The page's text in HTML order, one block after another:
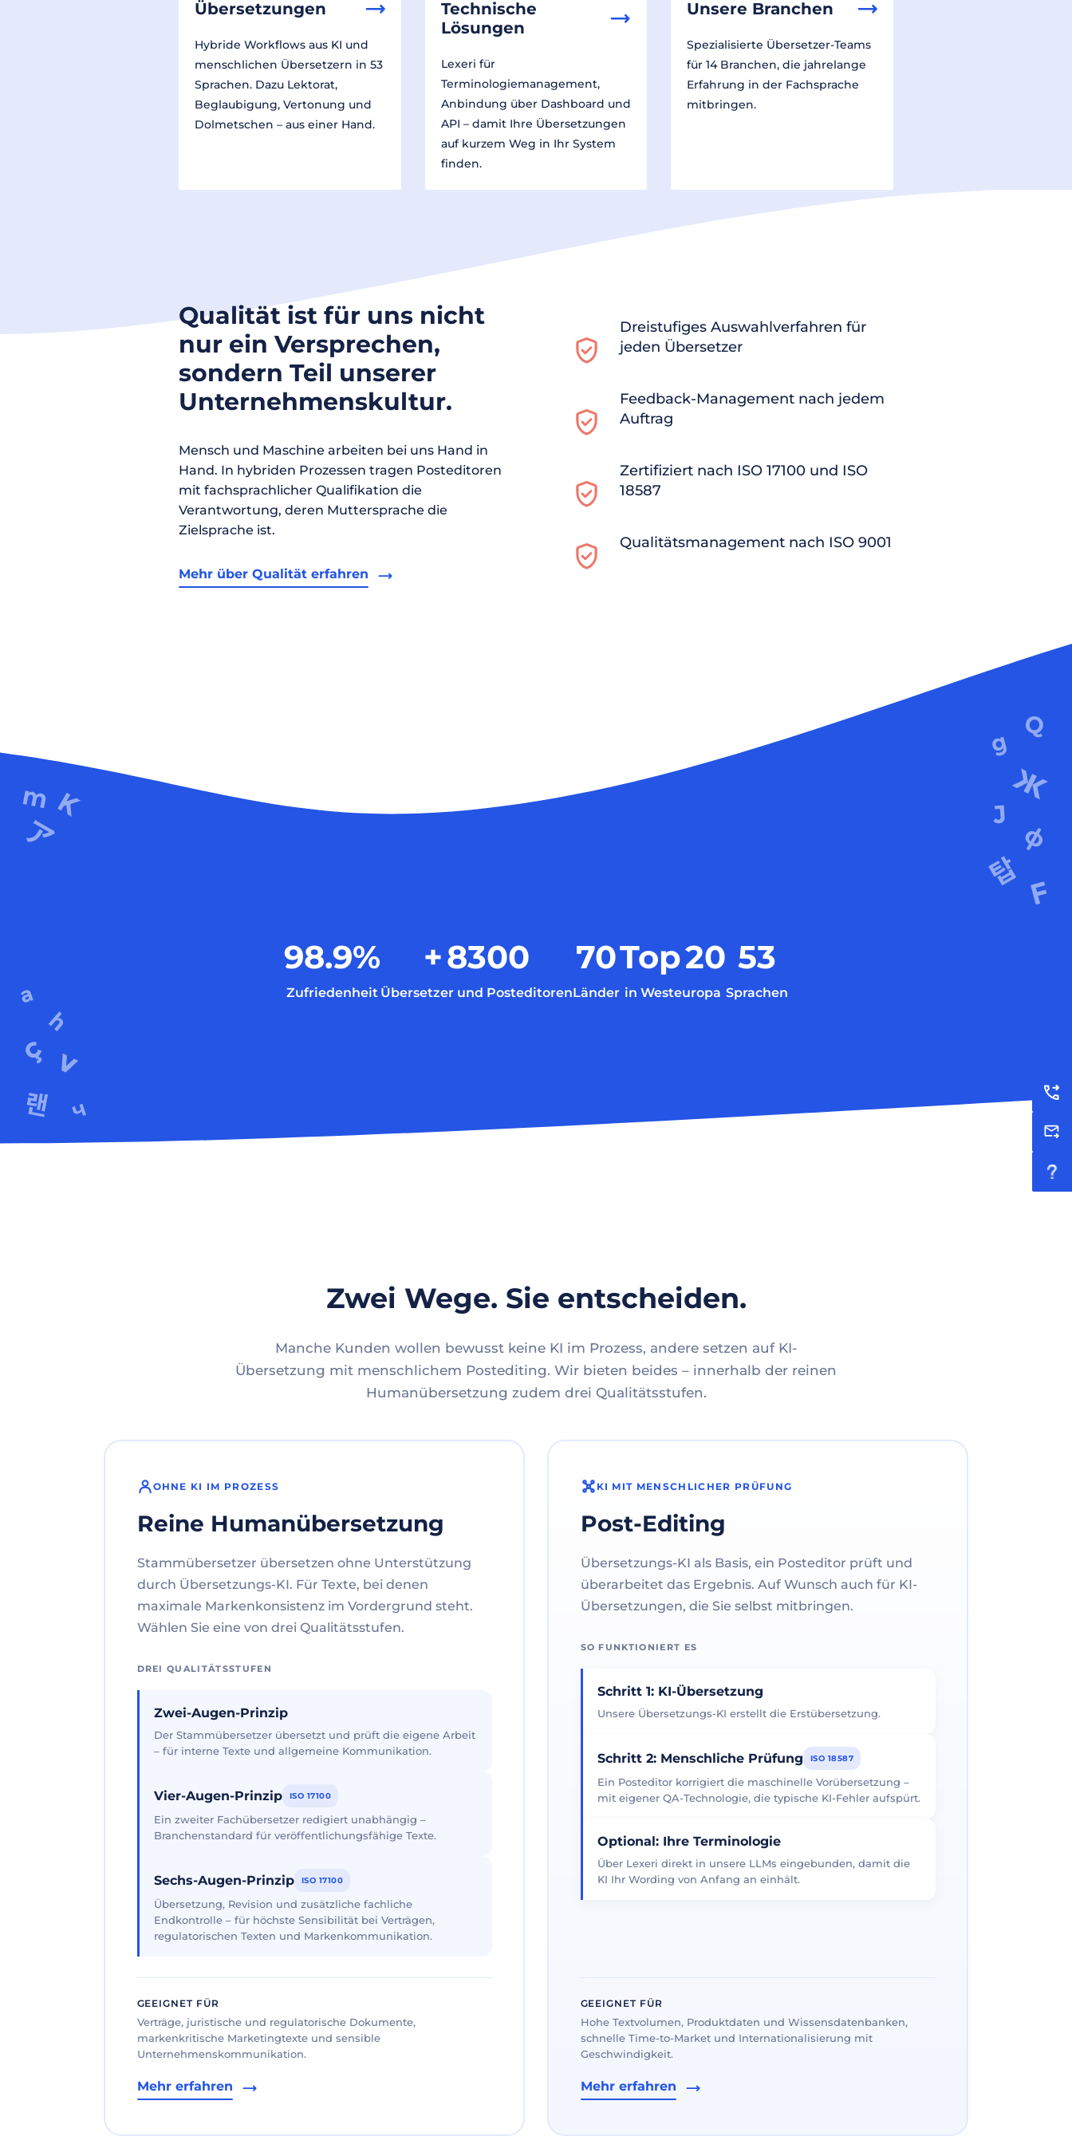
Übersetzungen
Hybride Workflows aus KI und
menschlichen Übersetzern in 53
Sprachen. Dazu Lektorat,
Beglaubigung, Vertonung und
Dolmetschen – aus einer Hand.
Technische
Lösungen
Lexeri für
Terminologiemanagement,
Anbindung über Dashboard und
API – damit Ihre Übersetzungen
auf kurzem Weg in Ihr System
finden.
Unsere Branchen
Spezialisierte Übersetzer-Teams
für 14 Branchen, die jahrelange
Erfahrung in der Fachsprache
mitbringen.
Qualität ist für uns nicht
nur ein Versprechen,
sondern Teil unserer
Unternehmenskultur.
Mensch und Maschine arbeiten bei uns Hand in
Hand. In hybriden Prozessen tragen Posteditoren
mit fachsprachlicher Qualifikation die
Verantwortung, deren Muttersprache die
Zielsprache ist.
Mehr über Qualität erfahren
Dreistufiges Auswahlverfahren für
jeden Übersetzer
Feedback-Management nach jedem
Auftrag
Zertifiziert nach ISO 17100 und ISO
18587
Qualitätsmanagement nach ISO 9001
98.9%
Zufriedenheit
+8300
Übersetzer und Posteditoren
70
Länder
Top20
in Westeuropa
53
Sprachen
Zwei Wege. Sie entscheiden.
Manche Kunden wollen bewusst keine KI im Prozess, andere setzen auf KI-
Übersetzung mit menschlichem Postediting. Wir bieten beides – innerhalb der reinen
Humanübersetzung zudem drei Qualitätsstufen.
OHNE KI IM PROZESS
Reine Humanübersetzung
Stammübersetzer übersetzen ohne Unterstützung
durch Übersetzungs-KI. Für Texte, bei denen
maximale Markenkonsistenz im Vordergrund steht.
Wählen Sie eine von drei Qualitätsstufen.
DREI QUALITÄTSSTUFEN
Zwei-Augen-Prinzip
Der Stammübersetzer übersetzt und prüft die eigene Arbeit
– für interne Texte und allgemeine Kommunikation.
Vier-Augen-Prinzip ISO 17100
Ein zweiter Fachübersetzer redigiert unabhängig –
Branchenstandard für veröffentlichungsfähige Texte.
Sechs-Augen-Prinzip ISO 17100
Übersetzung, Revision und zusätzliche fachliche
Endkontrolle – für höchste Sensibilität bei Verträgen,
regulatorischen Texten und Markenkommunikation.
GEEIGNET FÜR
Verträge, juristische und regulatorische Dokumente,
markenkritische Marketingtexte und sensible
Unternehmenskommunikation.
Mehr erfahren
KI MIT MENSCHLICHER PRÜFUNG
Post-Editing
Übersetzungs-KI als Basis, ein Posteditor prüft und
überarbeitet das Ergebnis. Auf Wunsch auch für KI-
Übersetzungen, die Sie selbst mitbringen.
SO FUNKTIONIERT ES
Schritt 1: KI-Übersetzung
Unsere Übersetzungs-KI erstellt die Erstübersetzung.
Schritt 2: Menschliche Prüfung ISO 18587
Ein Posteditor korrigiert die maschinelle Vorübersetzung –
mit eigener QA-Technologie, die typische KI-Fehler aufspürt.
Optional: Ihre Terminologie
Über Lexeri direkt in unsere LLMs eingebunden, damit die
KI Ihr Wording von Anfang an einhält.
GEEIGNET FÜR
Hohe Textvolumen, Produktdaten und Wissensdatenbanken,
schnelle Time-to-Market und Internationalisierung mit
Geschwindigkeit.
Mehr erfahren